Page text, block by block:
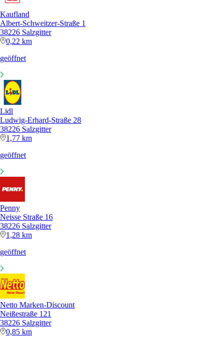
Kaufland
Albert-Schweitzer-Straße 1
38226 Salzgitter
0,22 km
geöffnet
Lidl
Ludwig-Erhard-Straße 28
38226 Salzgitter
1,77 km
geöffnet
Penny
Neisse Straße 16
38226 Salzgitter
1,28 km
geöffnet
Netto Marken-Discount
Neißestraße 121
38226 Salzgitter
0,85 km